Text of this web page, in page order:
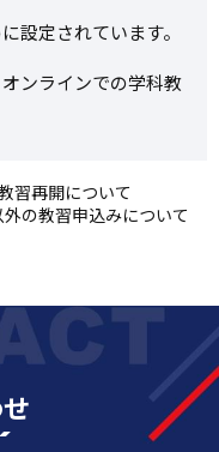
設定されています。
ンラインでの学科教
習再開について
の教習申込みについて